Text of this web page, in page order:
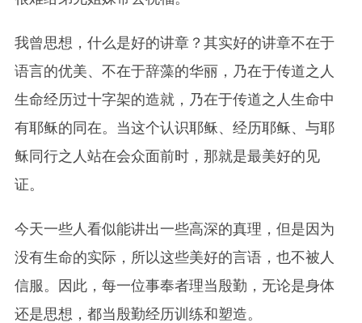
我曾思想，什么是好的讲章？其实好的讲章不在于
语言的优美、不在于辞藻的华丽，乃在于传道之人
生命经历过十字架的造就，乃在于传道之人生命中
有耶稣的同在。当这个认识耶稣、经历耶稣、与耶
稣同行之人站在会众面前时，那就是最美好的见
证。
今天一些人看似能讲出一些高深的真理，但是因为
没有生命的实际，所以这些美好的言语，也不被人
信服。因此，每一位事奉者理当殷勤，无论是身体
还是思想，都当殷勤经历训练和塑造。